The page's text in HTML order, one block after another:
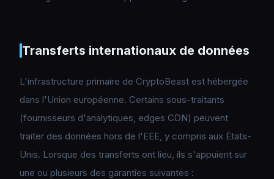
Transferts internationaux de données
L'infrastructure primaire de CryptoBeast est hébergée
dans l'Union européenne. Certains sous-traitants
(fournisseurs d'analytiques, edges CDN) peuvent
traiter des données hors de l'EEE, y compris aux États-
Unis. Lorsque des transferts ont lieu, ils s'appuient sur
une ou plusieurs des garanties suivantes :